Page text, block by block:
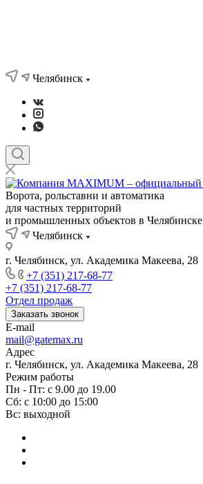
Челябинск
Ворота, рольставни и автоматика
для частных территорий
и промышленных объектов в Челябинске
Челябинск
г. Челябинск, ул. Академика Макеева, 28
+7 (351) 217-68-77
+7 (351) 217-68-77
Отдел продаж
Заказать звонок
E-mail
mail@gatemax.ru
Адрес
г. Челябинск, ул. Академика Макеева, 28
Режим работы
Пн - Пт: с 9.00 до 19.00
Сб: с 10:00 до 15:00
Вс: выходной